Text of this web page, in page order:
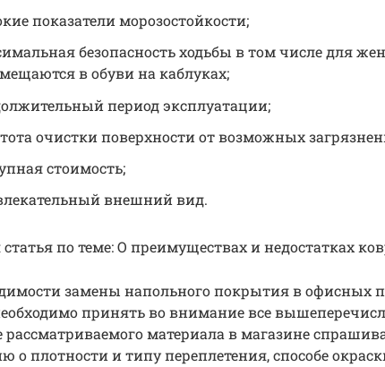
показатели морозостойкости;
безопасность ходьбы в том числе для
в обуви на каблуках;
период эксплуатации;
очистки поверхности от возможных
стоимость;
внешний вид.
по теме: О преимуществах и недостатках
замены напольного покрытия в офисных
принять во внимание все
материала в магазине
о плотности и типу переплетения, способе